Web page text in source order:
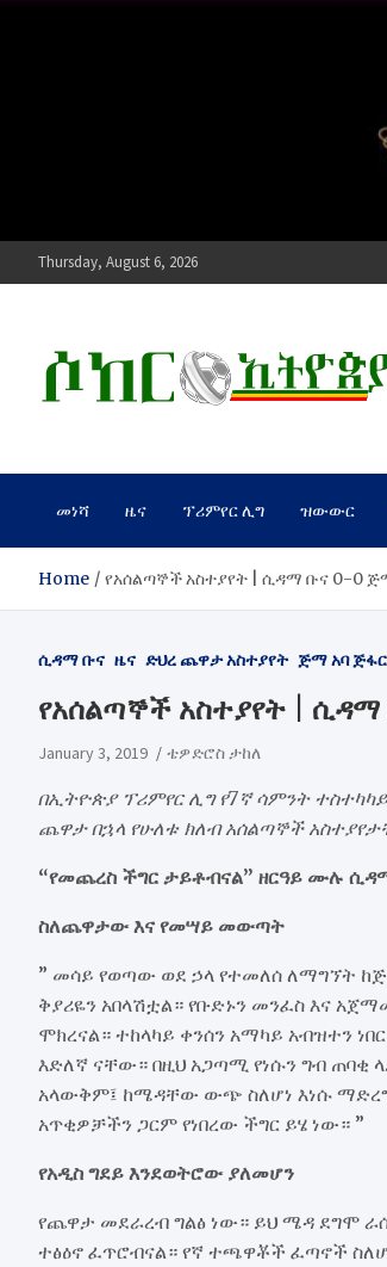
Thursday, August 6, 2026
ሶከር ኢትዮጵያ
መነሻ ዜና ፕሪምየር ሊግ ዝውውር
Home የአሰልጣኞች አስተያየት | ሲዳማ ቡና 0-0
ሲዳማ ቡና ዜና ድህረ ጨዋታ አስተያየት ጅማ አባ ጅፋር
የአሰልጣኞች አስተያየት |
January 3, 2019 ቴዎድሮስ ታከለ
በኢትዮጵያ ፕሪምየር ሊግ የ7ኛ ሳምንት
ጨዋታ በኋላ የሁለቱ ክለብ አሰልጣኞች
“የመጨረስ ችግር ታይቶብናል” ዘርዓይ ሙሉ
ስለጨዋታው እና የመሣይ መውጣት
” መሳይ የወጣው ወደ ኃላ የተመለሰ ለማግኘት
ቅያሪዬን አበላሽቷል። የቡድኑን መንፈስ እና
ሞክረናል። ተከላካይ ቀንሰን አማካይ አብዝተን
እድለኛ ናቸው። በዚህ አጋጣሚ የነሱን ግብ
አላውቅም፤ ከሜዳቸው ውጭ ስለሆነ እነሱ ማድረግ
አጥቂዎቻችን ጋርም የነበረው ችግር ይሄ ነው። ”
የአዲስ ግደይ እንደወትሮው ያለመሆን
የጨዋታ መደራረብ ግልፅ ነው። ይህ ሜዳ ደግሞ
ተፅዕኖ ፈጥሮብናል። የኛ ተጫዋቾች ፈጣኖች